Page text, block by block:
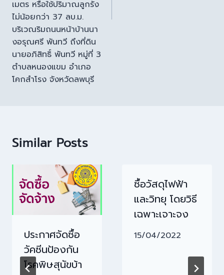
เมตร หรือใช้ปริมาณลูกรัง
ไม่น้อยกว่า 37 ลบ.ม.
บริเวณริมถนนหน้าบ้านนา
งอรุณศรี พันทวี ถึงที่ดิน
นายอภิสิทธิ์ พันทวี หมู่ที่ 3
ตำบลหนองแขม อำเภอ
โคกสำโรง จังหวัดลพบุรี
Similar Posts
ประกาศจัดซื้อ
วัคซีนป้องกัน
โรคพิษสุนัขบ้า
ซื้อวัสดุไฟฟ้า
และวิทยุ โดยวิธี
เฉพาะเจาะจง
15/04/2022